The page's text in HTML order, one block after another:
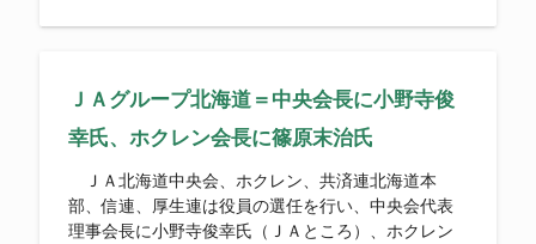
ＪＡグループ北海道＝中央会長に小野寺俊
幸氏、ホクレン会長に篠原末治氏
ＪＡ北海道中央会、ホクレン、共済連北海道本
部、信連、厚生連は役員の選任を行い、中央会代表
理事会長に小野寺俊幸氏（ＪＡところ）、ホクレン